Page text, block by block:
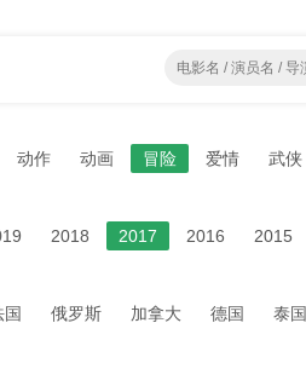
动作 动画 冒险 爱情 武侠
2018 2017 2016 2015
国 俄罗斯 加拿大 德国 泰国